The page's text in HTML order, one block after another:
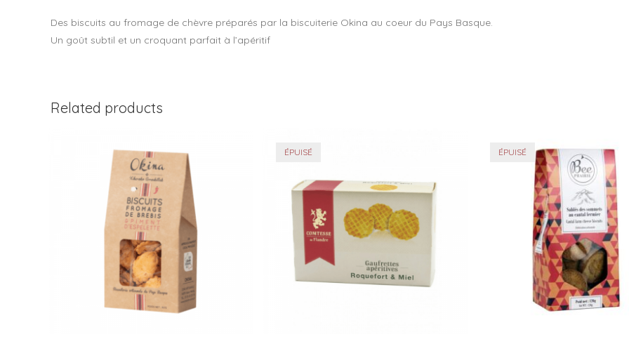
Des biscuits au fromage de chèvre préparés par la biscuiterie Okina au coeur du Pays Basque.
Un goût subtil et un croquant parfait à l’apéritif
Related products
ÉPUISÉ ÉPUISÉ